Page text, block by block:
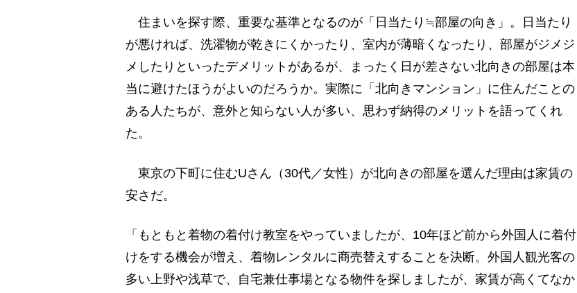
住まいを探す際、重要な基準となるのが「日当たり≒部屋の向き」。日当たり
が悪ければ、洗濯物が乾きにくかったり、室内が薄暗くなったり、部屋がジメジ
メしたりといったデメリットがあるが、まったく日が差さない北向きの部屋は本
当に避けたほうがよいのだろうか。実際に「北向きマンション」に住んだことの
ある人たちが、意外と知らない人が多い、思わず納得のメリットを語ってくれ
た。
東京の下町に住むUさん（30代／女性）が北向きの部屋を選んだ理由は家賃の
安さだ。
「もともと着物の着付け教室をやっていましたが、10年ほど前から外国人に着付
けをする機会が増え、着物レンタルに商売替えすることを決断。外国人観光客の
多い上野や浅草で、自宅兼仕事場となる物件を探しましたが、家賃が高くてなか